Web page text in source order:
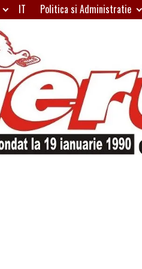
IT Politica si Administratie